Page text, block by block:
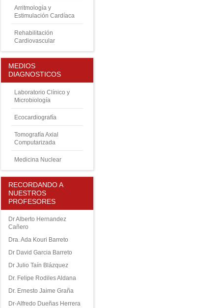
Arritmología y
Estimulación Cardíaca
Rehabilitación
Cardiovascular
MEDIOS
DIAGNOSTICOS
Laboratorio Clínico y
Microbiología
Ecocardiografía
Tomografía Axial
Computarizada
Medicina Nuclear
RECORDANDO A
NUESTROS
PROFESORES
Dr Alberto Hernandez
Cañero
Dra. Ada Kouri Barreto
Dr David Garcia Barreto
Dr Julio Taín Blázquez
Dr. Felipe Rodiles Aldana
Dr. Ernesto Jaime Graña
Dr-Alfredo Dueñas Herrera